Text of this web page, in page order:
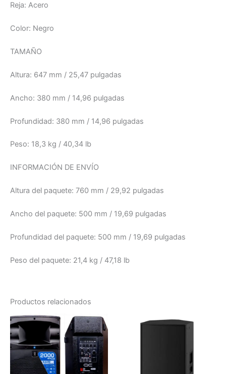
Reja: Acero
Color: Negro
TAMAÑO
Altura: 647 mm / 25,47 pulgadas
Ancho: 380 mm / 14,96 pulgadas
Profundidad: 380 mm / 14,96 pulgadas
Peso: 18,3 kg / 40,34 lb
INFORMACIÓN DE ENVÍO
Altura del paquete: 760 mm / 29,92 pulgadas
Ancho del paquete: 500 mm / 19,69 pulgadas
Profundidad del paquete: 500 mm / 19,69 pulgadas
Peso del paquete: 21,4 kg / 47,18 lb
Productos relacionados